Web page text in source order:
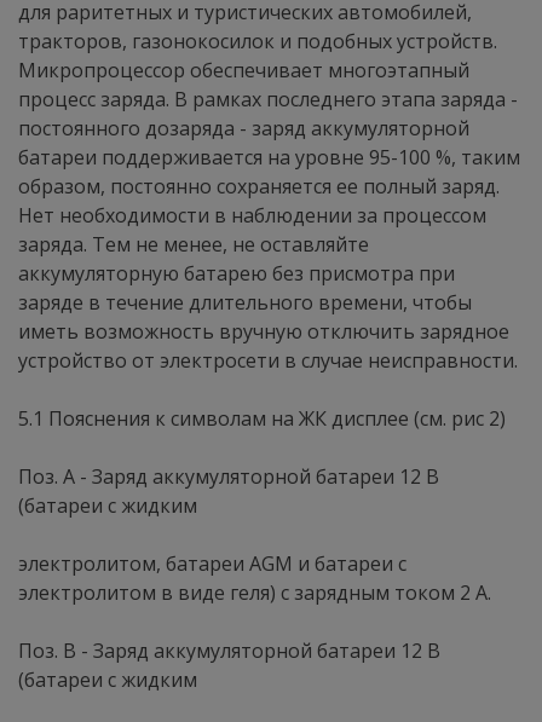
для раритетных и туристических автомобилей,
тракторов, газонокосилок и подобных устройств.
Микропроцессор обеспечивает многоэтапный
процесс заряда. В рамках последнего этапа заряда -
постоянного дозаряда - заряд аккумуляторной
батареи поддерживается на уровне 95-100 %, таким
образом, постоянно сохраняется ее полный заряд.
Нет необходимости в наблюдении за процессом
заряда. Тем не менее, не оставляйте
аккумуляторную батарею без присмотра при
заряде в течение длительного времени, чтобы
иметь возможность вручную отключить зарядное
устройство от электросети в случае неисправности.
5.1 Пояснения к символам на ЖК дисплее (см. рис 2)
Поз. А - Заряд аккумуляторной батареи 12 В
(батареи с жидким
электролитом, батареи AGM и батареи с
электролитом в виде геля) с зарядным током 2 А.
Поз. В - Заряд аккумуляторной батареи 12 В
(батареи с жидким